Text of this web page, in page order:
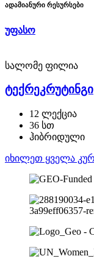
ადამიანური რესურსები
უფასო
სალომე ფილია
ტექრეკრუტინგი
12 ლექცია
36 სთ
ჰიბრიდული
იხილეთ ყველა